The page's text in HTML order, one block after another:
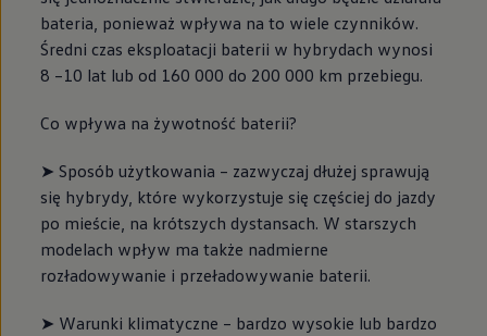
bateria, ponieważ wpływa na to wiele czynników.
Średni czas eksploatacji baterii w hybrydach wynosi
8 –10 lat lub od 160 000 do 200 000 km przebiegu.
Co wpływa na żywotność baterii?
➤ Sposób użytkowania – zazwyczaj dłużej sprawują
się hybrydy, które wykorzystuje się częściej do jazdy
po mieście, na krótszych dystansach. W starszych
modelach wpływ ma także nadmierne
rozładowywanie i przeładowywanie baterii.
➤ Warunki klimatyczne – bardzo wysokie lub bardzo